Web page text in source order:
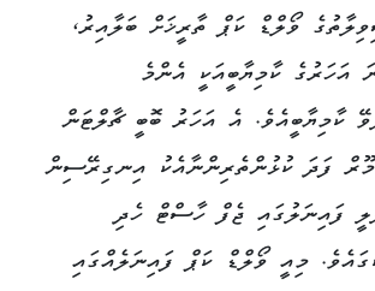
ވޯލްޑް ކަޕް ތާރީޚަށް ބަލާއިރު،
ވަނަ އަހަރުގެ ކާމިޔާބީއަކީ އެންމެ
ކާމިޔާބީއެވެ. އެ އަހަރު ބޮބީ ޗާލްޓަން
ފަދަ ކުޅުންތެރިންނާއެކު އިނގިރޭސިން
ފައިނަލުގައި ޖެފް ހާސްޓް ހެދި
މިއީ ވޯލްޑް ކަޕް ފައިނަލެއްގައި